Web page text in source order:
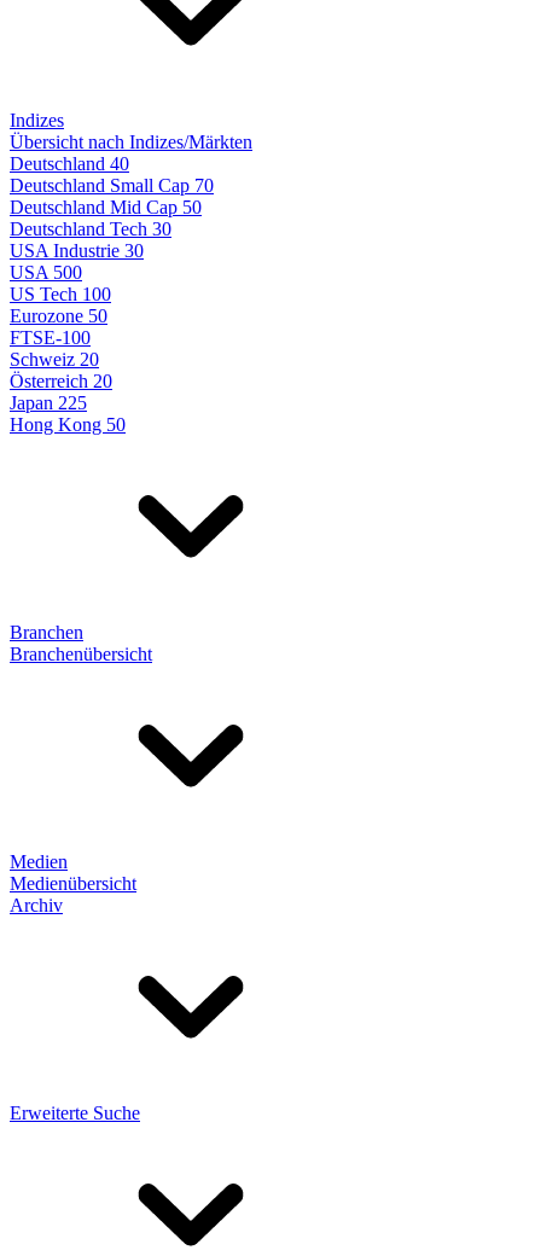
Indizes
Übersicht nach Indizes/Märkten
Deutschland 40
Deutschland Small Cap 70
Deutschland Mid Cap 50
Deutschland Tech 30
USA Industrie 30
USA 500
US Tech 100
Eurozone 50
FTSE-100
Schweiz 20
Österreich 20
Japan 225
Hong Kong 50
Branchen
Branchenübersicht
Medien
Medienübersicht
Archiv
Erweiterte Suche